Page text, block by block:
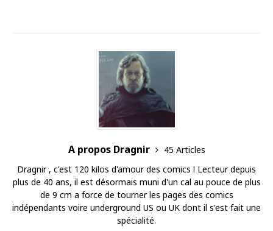
A propos Dragnir
45 Articles
Dragnir , c'est 120 kilos d'amour des comics ! Lecteur depuis
plus de 40 ans, il est désormais muni d'un cal au pouce de plus
de 9 cm a force de tourner les pages des comics
indépendants voire underground US ou UK dont il s'est fait une
spécialité.